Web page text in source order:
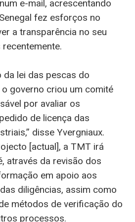
e-mail, acrescentando
fez esforços no
a transparência no seu
da lei das pescas do
o governo criou um comité
por avaliar os
de licença das
disse Yvergniaux.
[actual], a TMT irá
através da revisão dos
em apoio aos
diligências, assim como
métodos de verificação do
processos.